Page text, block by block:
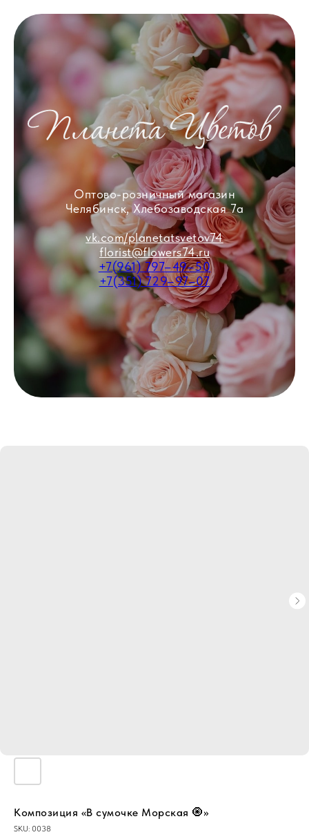
Оптово-розничный магазин
Челябинск, Хлебозаводская 7а
vk.com/planetatsvetov74
florist@flowers74.ru
+7(961) 797–49–50
+7(351) 729–97–07
Композиция «В сумочке Морская 🧿»
SKU: 0038